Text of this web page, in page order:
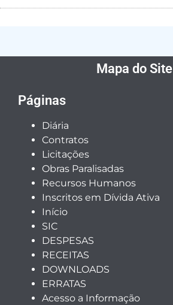
Mapa do Site
Páginas
Diária
Contratos
Licitações
Obras Paralisadas
Recursos Humanos
Inscritos em Dívida Ativa
Início
SIC
DESPESAS
RECEITAS
DOWNLOADS
ERRATAS
Acesso a Informação